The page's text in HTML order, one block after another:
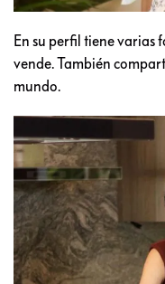
En su perfil tiene varias
vende. También
mundo.